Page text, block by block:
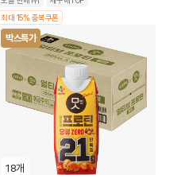
최대 15% 중복쿠폰
박스특가
18개